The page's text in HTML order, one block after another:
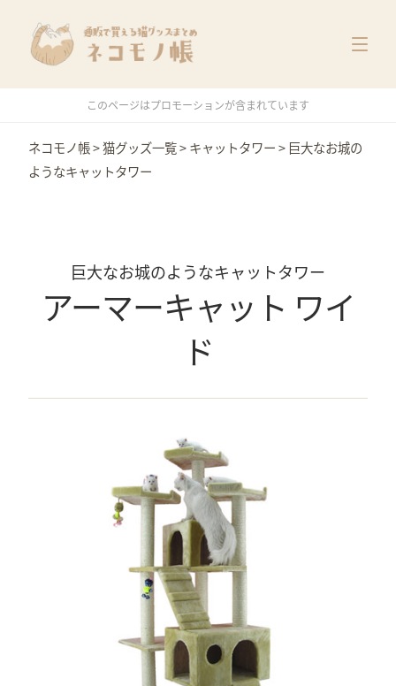
猫グッズ一覧
メーカー別
価格別
このページはプロモーションが含まれています
ネコモノ帳>猫グッズ一覧>キャットタワー> 巨大なお城の
ようなキャットタワー
巨大なお城のようなキャットタワー
アーマーキャット ワイ
ド